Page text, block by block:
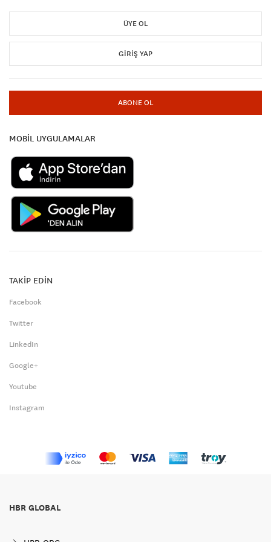
ÜYE OL
GIRIŞ YAP
ABONE OL
MOBİL UYGULAMALAR
TAKİP EDİN
Facebook
Twitter
LinkedIn
Google+
Youtube
Instagram
HBR GLOBAL